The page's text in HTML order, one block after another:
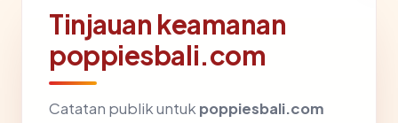
Tinjauan keamanan
poppiesbali.com
Catatan publik untuk poppiesbali.com